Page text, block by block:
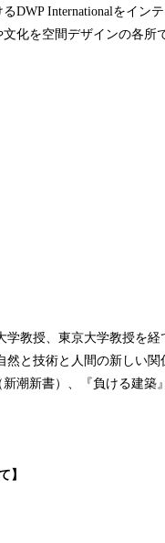
DWP Internationalをイン
化を空間デザインの各所
学教授、東京大学教授を
と技術と人間の新しい
潮新書）、『負ける建築
】